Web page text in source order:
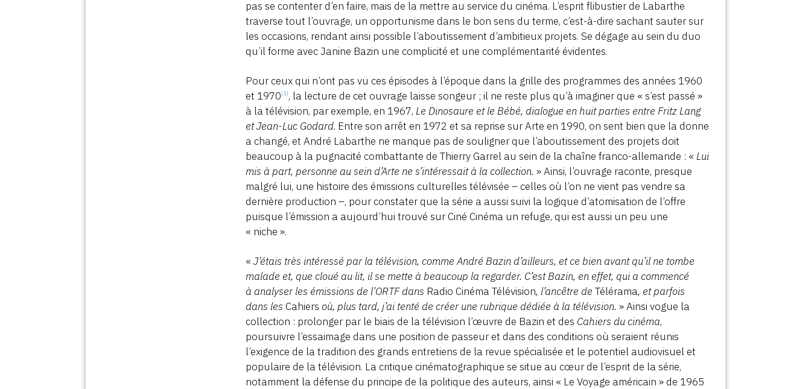
pas se contenter d’en faire, mais de la mettre au service du cinéma. L’esprit flibustier de Labarthe
traverse tout l’ouvrage, un opportunisme dans le bon sens du terme, c’est-à-dire sachant sauter sur
les occasions, rendant ainsi possible l’aboutissement d’ambitieux projets. Se dégage au sein du duo
qu’il forme avec Janine Bazin une complicité et une complémentarité évidentes.
Pour ceux qui n’ont pas vu ces épisodes à l’époque dans la grille des programmes des années 1960
et 1970[1], la lecture de cet ouvrage laisse songeur ; il ne reste plus qu’à imaginer que « s’est passé »
à la télévision, par exemple, en 1967,Le Dinosaure et le Bébé, dialogue en huit parties entre Fritz Lang
et Jean-Luc Godard. Entre son arrêt en 1972 et sa reprise sur Arte en 1990, on sent bien que la donne
a changé, et André Labarthe ne manque pas de souligner que l’aboutissement des projets doit
beaucoup à la pugnacité combattante de Thierry Garrel au sein de la chaîne franco-allemande : «Lui
mis à part, personne au sein d’Arte ne s’intéressait à la collection. » Ainsi, l’ouvrage raconte, presque
malgré lui, une histoire des émissions culturelles télévisée – celles où l’on ne vient pas vendre sa
dernière production –, pour constater que la série a aussi suivi la logique d’atomisation de l’offre
puisque l’émission a aujourd’hui trouvé sur Ciné Cinéma un refuge, qui est aussi un peu une
« niche ».
«J’étais très intéressé par la télévision, comme André Bazin d’ailleurs, et ce bien avant qu’il ne tombe
malade et, que cloué au lit, il se mette à beaucoup la regarder. C’est Bazin, en effet, qui a commencé
à analyser les émissions de l’ORTF dans Radio Cinéma Télévision, l’ancêtre deTélérama, et parfois
dans les Cahiers où, plus tard, j’ai tenté de créer une rubrique dédiée à la télévision. » Ainsi vogue la
collection : prolonger par le biais de la télévision l’œuvre de Bazin et des Cahiers du cinéma,
poursuivre l’essaimage dans une position de passeur et dans des conditions où seraient réunis
l’exigence de la tradition des grands entretiens de la revue spécialisée et le potentiel audiovisuel et
populaire de la télévision. La critique cinématographique se situe au cœur de l’esprit de la série,
notamment la défense du principe de la politique des auteurs, ainsi « Le Voyage américain » de 1965